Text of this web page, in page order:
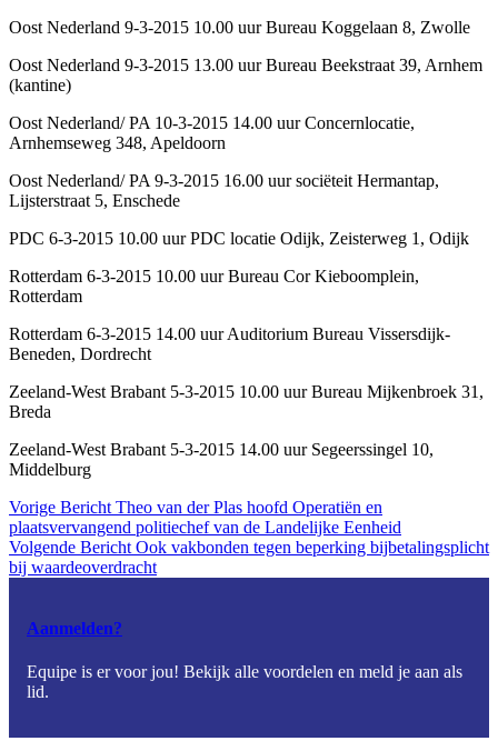
Oost Nederland 9-3-2015 10.00 uur Bureau Koggelaan 8, Zwolle
Oost Nederland 9-3-2015 13.00 uur Bureau Beekstraat 39, Arnhem
(kantine)
Oost Nederland/ PA 10-3-2015 14.00 uur Concernlocatie,
Arnhemseweg 348, Apeldoorn
Oost Nederland/ PA 9-3-2015 16.00 uur sociëteit Hermantap,
Lijsterstraat 5, Enschede
PDC 6-3-2015 10.00 uur PDC locatie Odijk, Zeisterweg 1, Odijk
Rotterdam 6-3-2015 10.00 uur Bureau Cor Kieboomplein,
Rotterdam
Rotterdam 6-3-2015 14.00 uur Auditorium Bureau Vissersdijk-
Beneden, Dordrecht
Zeeland-West Brabant 5-3-2015 10.00 uur Bureau Mijkenbroek 31,
Breda
Zeeland-West Brabant 5-3-2015 14.00 uur Segeerssingel 10,
Middelburg
Vorige Bericht Theo van der Plas hoofd Operatiën en
plaatsvervangend politiechef van de Landelijke Eenheid
Volgende Bericht Ook vakbonden tegen beperking bijbetalingsplicht
bij waardeoverdracht
Aanmelden?
Equipe is er voor jou! Bekijk alle voordelen en meld je aan als
lid.